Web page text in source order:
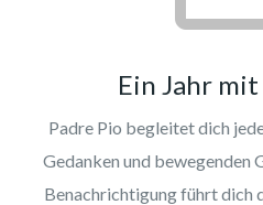
Ein Jahr
Padre Pio begleitet dich
Gedanken und bewegenden
Benachrichtigung führt dich